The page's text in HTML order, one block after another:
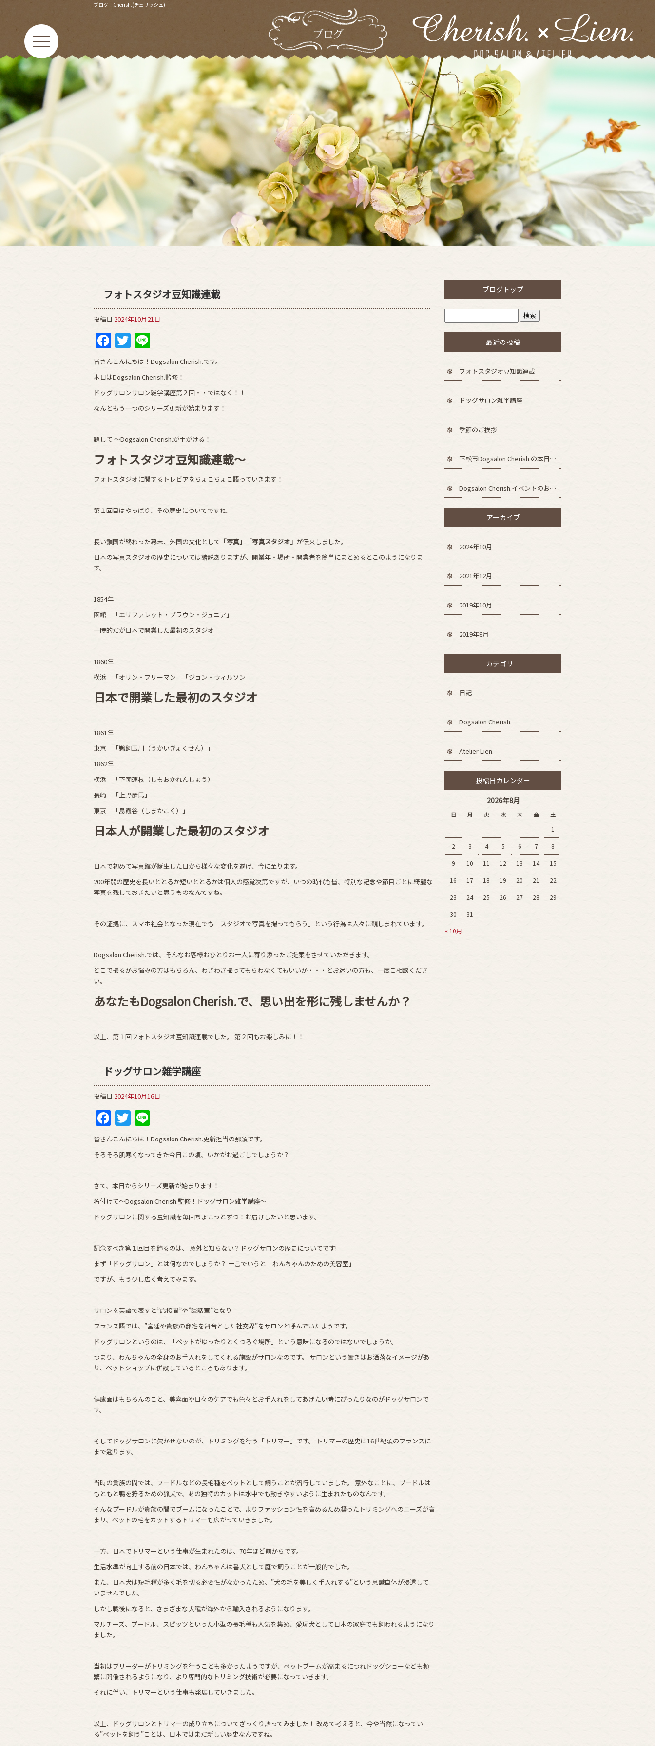
ブログ｜Cherish.(チェリッシュ)
フォトスタジオ豆知識連載
投稿日 2024年10月21日
Facebook
Twitter
皆さんこんにちは！Dogsalon Cherish.です。
本日はDogsalon Cherish.監修！
ドッグサロンサロン雑学講座第２回・・ではなく！！
なんともう一つのシリーズ更新が始まります！
題して ～Dogsalon Cherish.が手がける！
フォトスタジオ豆知識連載～
フォトスタジオに関するトレビアをちょこちょこ語っていきます！
第１回目はやっぱり、その歴史についてですね。
長い鎖国が終わった幕末、外国の文化として 「写真」「写真スタジオ」 が伝来しました。
日本の写真スタジオの歴史については諸説ありますが、開業年・場所・開業者を簡単にまとめるとこのようになりま
す。
1854年
函館 「エリファレット・ブラウン・ジュニア」
一時的だが日本で開業した最初のスタジオ
1860年
横浜 「オリン・フリーマン」「ジョン・ウィルソン」
日本で開業した最初のスタジオ
1861年
東京 「鵜飼玉川（うかいぎょくせん）」
1862年
横浜 「下岡蓮杖（しもおかれんじょう）」
長崎 「上野彦馬」
東京 「島霞谷（しまかこく）」
日本人が開業した最初のスタジオ
日本で初めて写真館が誕生した日から様々な変化を遂げ、今に至ります。
200年弱の歴史を長いととるか短いととるかは個人の感覚次第ですが、いつの時代も皆、特別な記念や節目ごとに綺麗な
写真を残しておきたいと思うものなんですね。
その証拠に、スマホ社会となった現在でも「スタジオで写真を撮ってもらう」という行為は人々に親しまれています。
Dogsalon Cherish.では、そんなお客様おひとりお一人に寄り添ったご提案をさせていただきます。
どこで撮るかお悩みの方はもちろん、わざわざ撮ってもらわなくてもいいか・・・とお迷いの方も、一度ご相談くださ
い。
あなたもDogsalon Cherish.で、思い出を形に残しませんか？
以上、第１回フォトスタジオ豆知識連載でした。 第２回もお楽しみに！！
ドッグサロン雑学講座
投稿日 2024年10月16日
Facebook
Twitter
皆さんこんにちは！Dogsalon Cherish.更新担当の那須です。
そろそろ肌寒くなってきた今日この頃、いかがお過ごしでしょうか？
さて、本日からシリーズ更新が始まります！
名付けて～Dogsalon Cherish.監修！ドッグサロン雑学講座～
ドッグサロンに関する豆知識を毎回ちょこっとずつ！お届けしたいと思います。
記念すべき第１回目を飾るのは、 意外と知らない？ドッグサロンの歴史についてです!
まず「ドッグサロン」とは何なのでしょうか？ 一言でいうと「わんちゃんのための美容室」
ですが、もう少し広く考えてみます。
サロンを英語で表すと”応接間”や”談話室”となり
フランス語では、”宮廷や貴族の邸宅を舞台とした社交界”をサロンと呼んでいたようです。
ドッグサロンというのは、「ペットがゆったりとくつろぐ場所」という意味になるのではないでしょうか。
つまり、わんちゃんの全身のお手入れをしてくれる施設がサロンなのです。 サロンという響きはお洒落なイメージがあ
り、ペットショップに併設しているところもあります。
健康面はもちろんのこと、美容面や日々のケアでも色々とお手入れをしてあげたい時にぴったりなのがドッグサロンで
す。
そしてドッグサロンに欠かせないのが、トリミングを行う「トリマー」です。 トリマーの歴史は16世紀頃のフランスに
まで遡ります。
当時の貴族の間では、プードルなどの長毛種をペットとして飼うことが流行していました。 意外なことに、プードルは
もともと鴨を狩るための猟犬で、あの独特のカットは水中でも動きやすいように生まれたものなんです。
そんなプードルが貴族の間でブームになったことで、よりファッション性を高めるため凝ったトリミングへのニーズが高
まり、ペットの毛をカットするトリマーも広がっていきました。
一方、日本でトリマーという仕事が生まれたのは、70年ほど前からです。
生活水準が向上する前の日本では、わんちゃんは番犬として庭で飼うことが一般的でした。
また、日本犬は短毛種が多く毛を切る必要性がなかったため、”犬の毛を美しく手入れする”という意識自体が浸透して
いませんでした。
しかし戦後になると、さまざまな犬種が海外から輸入されるようになります。
マルチーズ、プードル、スピッツといった小型の長毛種も人気を集め、愛玩犬として日本の家庭でも飼われるようになり
ました。
当初はブリーダーがトリミングを行うことも多かったようですが、ペットブームが高まるにつれドッグショーなども頻
繁に開催されるようになり、より専門的なトリミング技術が必要になっていきます。
それに伴い、トリマーという仕事も発展していきました。
以上、ドッグサロンとトリマーの成り立ちについてざっくり語ってみました！ 改めて考えると、今や当然になってい
る”ペットを飼う”ことは、日本ではまだ新しい歴史なんですね。
ブログトップ
最近の投稿
フォトスタジオ豆知識連載
ドッグサロン雑学講座
季節のご挨拶
下松市Dogsalon Cherish.の本日の様子！！
Dogsalon Cherish.イベントのお知らせ！
アーカイブ
2024年10月
2021年12月
2019年10月
2019年8月
カテゴリー
日記
Dogsalon Cherish.
Atelier Lien.
投稿日カレンダー
2026年8月
日 月 火 水 木 金 土
« 10月
1
2 3 4 5 6 7 8
9 10 11 12 13 14 15
16 17 18 19 20 21 22
23 24 25 26 27 28 29
30 31